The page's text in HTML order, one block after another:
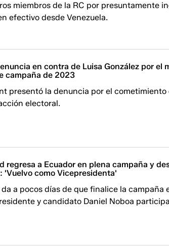
miembros de la RC por presuntamente
efectivo desde Venezuela.
en contra de Luisa González por el
campaña de 2023
presentó la denuncia por el cometimiento
electoral.
regresa a Ecuador en plena campaña y
'Vuelvo como Vicepresidenta'
a pocos días de que finalice la campaña
y candidato Daniel Noboa